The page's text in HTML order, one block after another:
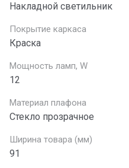
Накладной светильник
Покрытие каркаса
Краска
Мощность ламп, W
12
Материал плафона
Стекло прозрачное
Ширина товара (мм)
91